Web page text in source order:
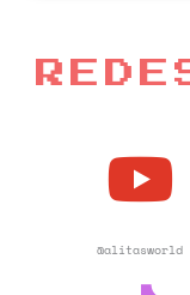
@alitasworld